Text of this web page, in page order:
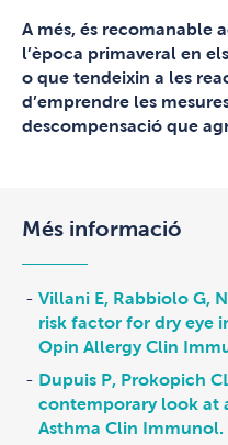
A més, és recomanable
l’època primaveral en
o que tendeixin a les
d’emprendre les
descompensació que
Més informació
Villani E, Rabbiolo G,
risk factor for dry eye
Opin Allergy Clin
Dupuis P, Prokopich
contemporary look at
Asthma Clin Immunol.